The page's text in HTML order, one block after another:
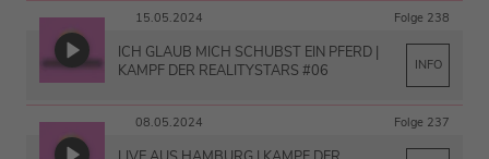
15.05.2024 Folge 238
ICH GLAUB MICH SCHUBST EIN PFERD |
KAMPF DER REALITYSTARS #06
INFO
08.05.2024 Folge 237